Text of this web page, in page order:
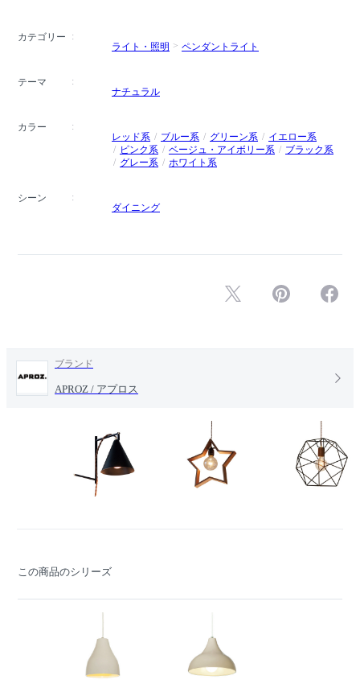
カテゴリー
ライト・照明
ペンダントライト
テーマ
ナチュラル
カラー
レッド系
ブルー系 グリーン系
イエロー系
ピンク系
ベージュ・アイボリー系
ブラック系
グレー系
ホワイト系
シーン
ダイニング
ブランド
APROZ / アプロス
この商品のシリーズ